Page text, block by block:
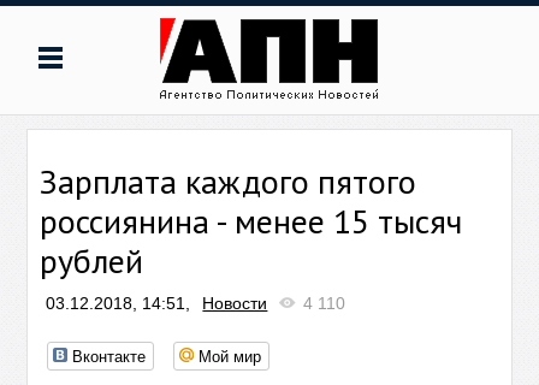
Зарплата каждого пятого
россиянина - менее 15 тысяч
рублей
03.12.2018, 14:51, Новости 4 110
Вконтакте Мой мир